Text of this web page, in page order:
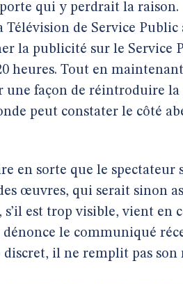
qui y perdrait la raison.
de Service Public
la publicité sur le Service
heures. Tout en
une façon de réintroduire
peut constater le côté
en sorte que le spectateur
œuvres, qui serait sinon
est trop visible, vient en
le communiqué
il ne remplit pas son